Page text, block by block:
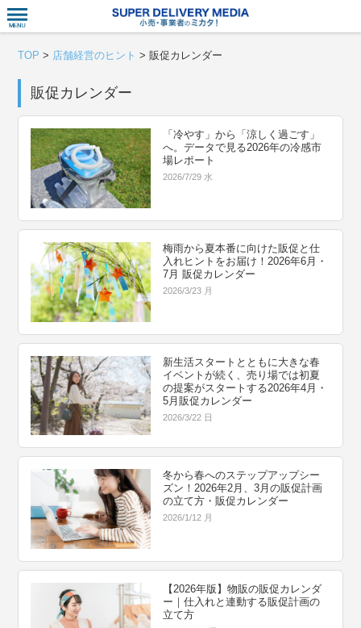
TOP > 店舗経営のヒント >販促カレンダー
販促カレンダー
「冷やす」から「涼しく過ごす」
へ。データで見る2026年の冷感市
場レポート
2026/7/29 水
梅雨から夏本番に向けた販促と仕
入れヒントをお届け！2026年6月・
7月 販促カレンダー
2026/3/23 月
新生活スタートとともに大きな春
イベントが続く、売り場では初夏
の提案がスタートする2026年4月・
5月販促カレンダー
2026/3/22 日
冬から春へのステップアップシー
ズン！2026年2月、3月の販促計画
の立て方・販促カレンダー
2026/1/12 月
【2026年版】物販の販促カレンダ
ー｜仕入れと連動する販促計画の
立て方